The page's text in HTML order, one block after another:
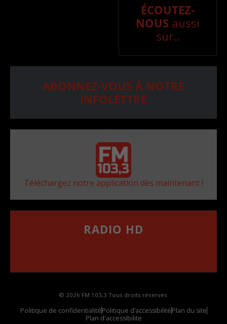
ÉCOUTEZ-
NOUS aussi
sur..
ABONNEZ-VOUS À NOTRE
INFOLETTRE
Téléchargez notre application dès maintenant !
RADIO HD
© 2026 FM 103,3 Tous droits réservés.
Politique de confidentialitéPolitique d’accessibilitéPlan du site
Plan d'accessibilite